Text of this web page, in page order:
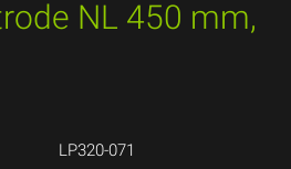
NL 450 mm,
LP320-071